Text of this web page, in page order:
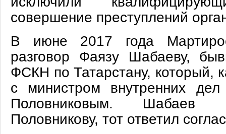
совершение преступлений
В июне 2017 года
разговор Фаязу Шабаеву,
ФСКН по Татарстану, который,
с министром внутренних
Половниковым. Шабаев
Половникову, тот ответил